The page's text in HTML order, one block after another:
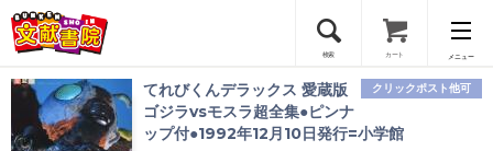
検索 カート メニュー
会員登録
クリックポスト他可
てれびくんデラックス 愛蔵版
ゴジラvsモスラ超全集●ピンナ
ップ付●1992年12月10日発行=小学館